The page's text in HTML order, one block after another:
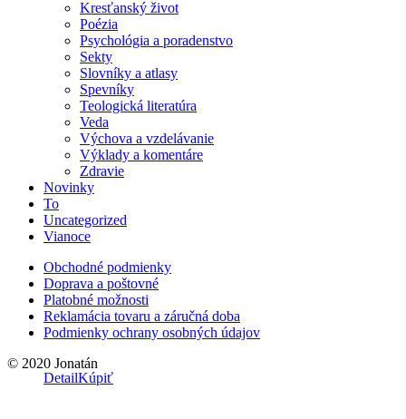
DetailKúpiť
Kresťanský život
Poézia
Psychológia a poradenstvo
Sekty
Slovníky a atlasy
Spevníky
Teologická literatúra
Veda
Výchova a vzdelávanie
Výklady a komentáre
Zdravie
Novinky
To
Uncategorized
Vianoce
Obchodné podmienky
Doprava a poštovné
Platobné možnosti
Reklamácia tovaru a záručná doba
Podmienky ochrany osobných údajov
© 2020 Jonatán